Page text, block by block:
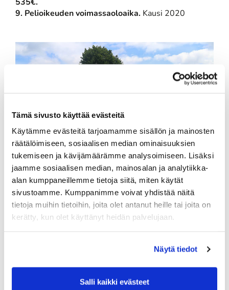
Tämä sivusto käyttää evästeitä
Käytämme evästeitä tarjoamamme sisällön ja mainosten
räätälöimiseen, sosiaalisen median ominaisuuksien
tukemiseen ja kävijämäärämme analysoimiseen. Lisäksi
jaamme sosiaalisen median, mainosalan ja analytiikka-
alan kumppaneillemme tietoja siitä, miten käytät
sivustoamme. Kumppanimme voivat yhdistää näitä
tietoja muihin tietoihin, joita olet antanut heille tai joita on
kerätty, kun olet käyttänyt heidän palvelujaan.
Näytä tiedot
Salli kaikki evästeet
535€.
9. Pelioikeuden voimassaoloaika. Kausi 2020
#pelioikeushaaste2022 kiinnostaa -
vastauksia yleisimpiin kysymyksiin
Kampanja on perinteisesti saanut erittäin hyvän
vastaanoton. Seuraavista asioista on tullut
kysymyksiä ja vastaamme niihin myös näin julkisesti
Valitse sinäkin kotikentäksesi Kalafornia!